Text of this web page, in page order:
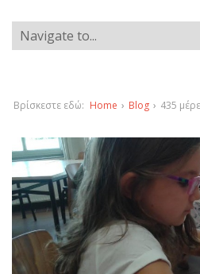
Βρίσκεστε εδώ: Home › Blog › 435